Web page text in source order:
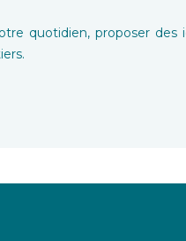
quotidien, proposer